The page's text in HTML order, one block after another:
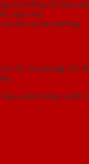
mà không cần bảo
ngôi nhà.
sinh và bảo dưỡng.
sổ, cửa phòng cho
bền và tính năng vượt